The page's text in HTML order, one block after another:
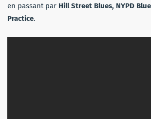
en passant par Hill Street Blues, NYPD Blue
Practice.